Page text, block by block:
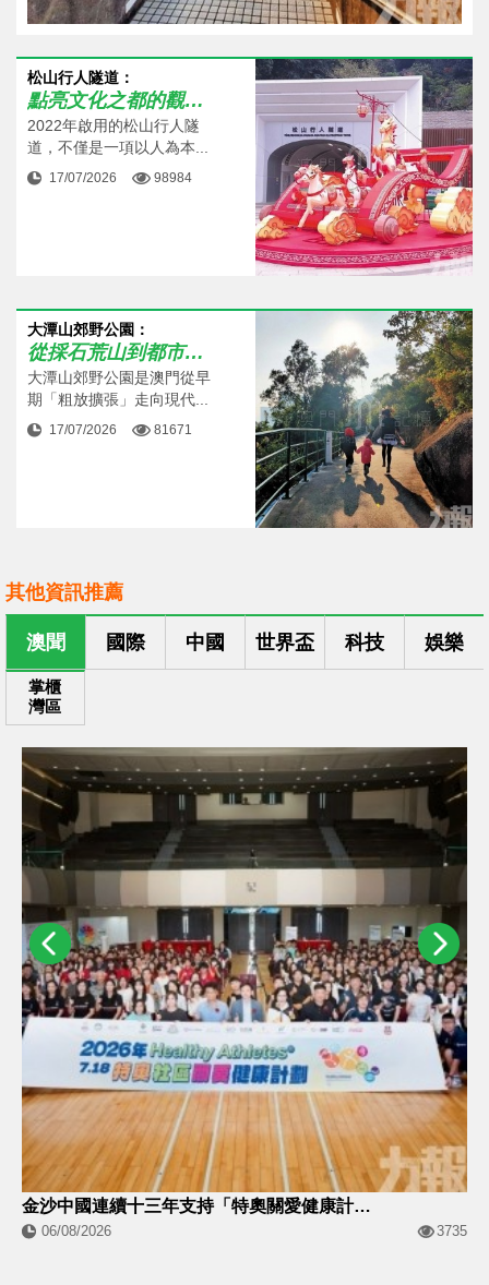
松山行人隧道：
點亮文化之都的觀光動線
2022年啟用的松山行人隧
道，不僅是一項以人為本...
17/07/2026 98984
大潭山郊野公園：
從採石荒山到都市生態空間
大潭山郊野公園是澳門從早
期「粗放擴張」走向現代...
17/07/2026 81671
其他資訊推薦
澳聞 國際 中國 世界盃 科技 娛樂
掌櫃
灣區
金沙中國連續十三年支持「特奧關愛健康計劃」
06/08/2026 3735